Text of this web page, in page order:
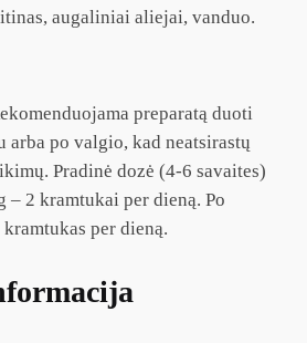
augaliniai aliejai, vanduo.
preparatą duoti
arba po valgio, kad neatsirastų
Pradinė dozė (4-6 savaites)
– 2 kramtukai per dieną. Po
per dieną.